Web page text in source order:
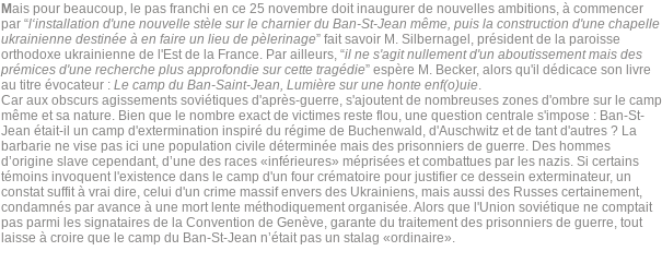
Mais pour beaucoup, le pas franchi en ce 25 novembre doit inaugurer de nouvelles ambitions, à commencer
par “l‘installation d'une nouvelle stèle sur le charnier du Ban-St-Jean même, puis la construction d'une chapelle
ukrainienne destinée à en faire un lieu de pèlerinage” fait savoir M. Silbernagel, président de la paroisse
orthodoxe ukrainienne de l'Est de la France. Par ailleurs, “il ne s'agit nullement d'un aboutissement mais des
prémices d'une recherche plus approfondie sur cette tragédie” espère M. Becker, alors qu'il dédicace son livre
au titre évocateur : Le camp du Ban-Saint-Jean, Lumière sur une honte enf(o)uie.
Car aux obscurs agissements soviétiques d'après-guerre, s'ajoutent de nombreuses zones d'ombre sur le camp
même et sa nature. Bien que le nombre exact de victimes reste flou, une question centrale s'impose : Ban-St-
Jean était-il un camp d'extermination inspiré du régime de Buchenwald, d'Auschwitz et de tant d'autres ? La
barbarie ne vise pas ici une population civile déterminée mais des prisonniers de guerre. Des hommes
d’origine slave cependant, d’une des races «inférieures» méprisées et combattues par les nazis. Si certains
témoins invoquent l'existence dans le camp d'un four crématoire pour justifier ce dessein exterminateur, un
constat suffit à vrai dire, celui d'un crime massif envers des Ukrainiens, mais aussi des Russes certainement,
condamnés par avance à une mort lente méthodiquement organisée. Alors que l'Union soviétique ne comptait
pas parmi les signataires de la Convention de Genève, garante du traitement des prisonniers de guerre, tout
laisse à croire que le camp du Ban-St-Jean n’était pas un stalag «ordinaire».